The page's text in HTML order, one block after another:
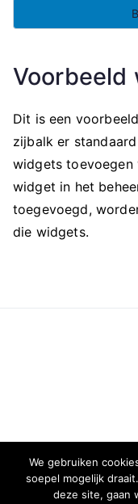
Voorbeeld
Dit is een
zijbalk er
widgets toevoegen
widget in het
toegevoegd,
die widgets.
We gebruiken
soepel mogelijk
deze site, gaan